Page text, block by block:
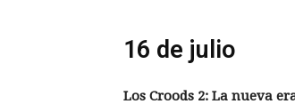
16 de julio
Los Croods 2: La nueva